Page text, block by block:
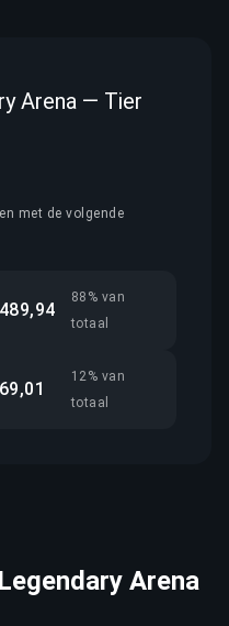
Arena — Tier
met de volgende
88% van
totaal
12% van
totaal
Arena